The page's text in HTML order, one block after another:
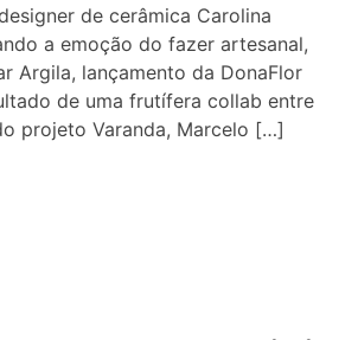
de cerâmica Carolina
a emoção do fazer artesanal,
Argila, lançamento da DonaFlor
de uma frutífera collab entre
projeto Varanda, Marcelo […]